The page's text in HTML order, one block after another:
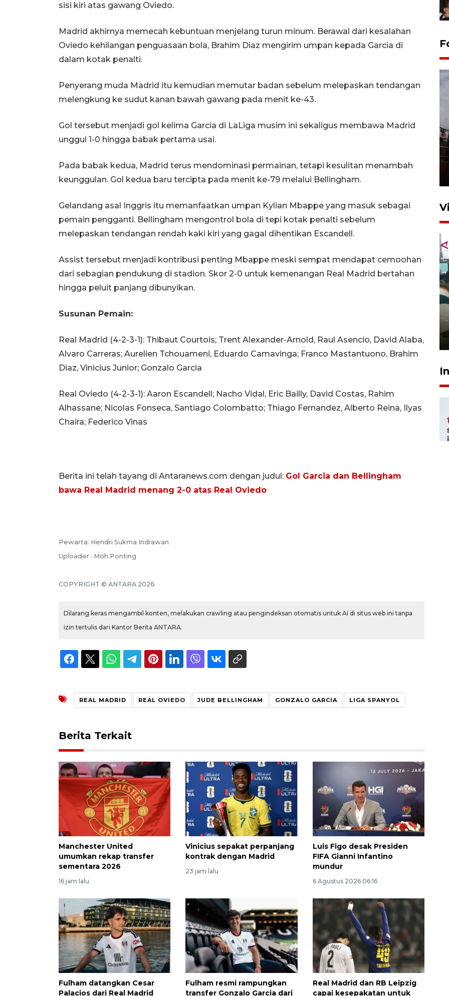
sisi kiri atas gawang Oviedo.
Madrid akhirnya memecah kebuntuan menjelang turun minum. Berawal dari kesalahan
Oviedo kehilangan penguasaan bola, Brahim Diaz mengirim umpan kepada Garcia di
dalam kotak penalti.
Penyerang muda Madrid itu kemudian memutar badan sebelum melepaskan tendangan
melengkung ke sudut kanan bawah gawang pada menit ke-43.
Gol tersebut menjadi gol kelima Garcia di LaLiga musim ini sekaligus membawa Madrid
unggul 1-0 hingga babak pertama usai.
Pada babak kedua, Madrid terus mendominasi permainan, tetapi kesulitan menambah
keunggulan. Gol kedua baru tercipta pada menit ke-79 melalui Bellingham.
Gelandang asal Inggris itu memanfaatkan umpan Kylian Mbappe yang masuk sebagai
pemain pengganti. Bellingham mengontrol bola di tepi kotak penalti sebelum
melepaskan tendangan rendah kaki kiri yang gagal dihentikan Escandell.
Assist tersebut menjadi kontribusi penting Mbappe meski sempat mendapat cemoohan
dari sebagian pendukung di stadion. Skor 2-0 untuk kemenangan Real Madrid bertahan
hingga peluit panjang dibunyikan.
Susunan Pemain:
Real Madrid (4-2-3-1): Thibaut Courtois; Trent Alexander-Arnold, Raul Asencio, David Alaba,
Alvaro Carreras; Aurelien Tchouameni, Eduardo Camavinga; Franco Mastantuono, Brahim
Diaz, Vinicius Junior; Gonzalo Garcia
Real Oviedo (4-2-3-1): Aaron Escandell; Nacho Vidal, Eric Bailly, David Costas, Rahim
Alhassane; Nicolas Fonseca, Santiago Colombatto; Thiago Fernandez, Alberto Reina, Ilyas
Chaira; Federico Vinas
Berita ini telah tayang di Antaranews.com dengan judul: Gol Garcia dan Bellingham
bawa Real Madrid menang 2-0 atas Real Oviedo
Pewarta: Hendri Sukma Indrawan
Uploader : Moh Ponting
COPYRIGHT © ANTARA 2026
Dilarang keras mengambil konten, melakukan crawling atau pengindeksan otomatis untuk AI di situs web ini tanpa
izin tertulis dari Kantor Berita ANTARA.
REAL MADRID REAL OVIEDO JUDE BELLINGHAM GONZALO GARCIA LIGA SPANYOL
Berita Terkait
Manchester United
umumkan rekap transfer
sementara 2026
16 jam lalu
Vinicius sepakat perpanjang
kontrak dengan Madrid
23 jam lalu
Luis Figo desak Presiden
FIFA Gianni Infantino
mundur
6 Agustus 2026 06:16
Fulham datangkan Cesar
Palacios dari Real Madrid
Fulham resmi rampungkan
transfer Gonzalo Garcia dari
Real Madrid dan RB Leipzig
capai kesepakatan untuk
Pasar Higienis
23 Juli 2026 14:28
tumbuh 5,29 persen